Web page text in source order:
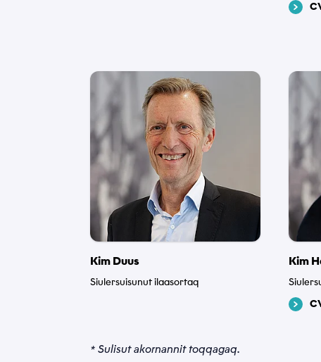
Kim Duus
Siulersuisunut ilaasortaq
Kim
* Sulisut akornannit toqqagaq.
Kakkiussat
Toqqaagit
Tusassimi